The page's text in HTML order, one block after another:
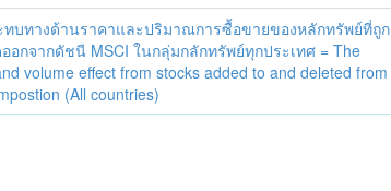
ทบทางด้านราคาและปริมาณการซื้อขายของหลักทรัพย์ที่ถูก
อกจากดัชนี MSCI ในกลุ่มกลักทรัพย์ทุกประเทศ = The
volume effect from stocks added to and deleted from
(All countries)